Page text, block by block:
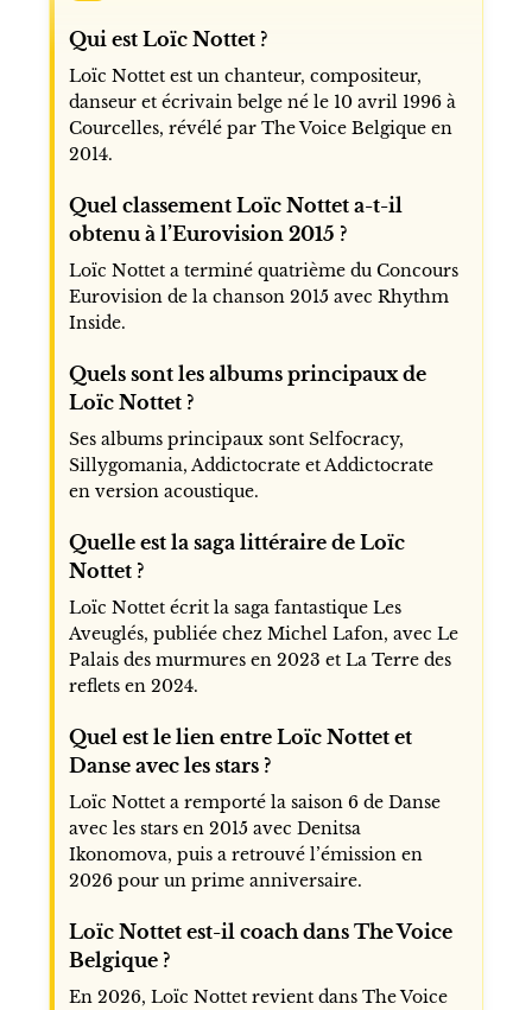
Qui est Loïc Nottet ?
Loïc Nottet est un chanteur, compositeur,
danseur et écrivain belge né le 10 avril 1996 à
Courcelles, révélé par The Voice Belgique en
2014.
Quel classement Loïc Nottet a-t-il
obtenu à l’Eurovision 2015 ?
Loïc Nottet a terminé quatrième du Concours
Eurovision de la chanson 2015 avec Rhythm
Inside.
Quels sont les albums principaux de
Loïc Nottet ?
Ses albums principaux sont Selfocracy,
Sillygomania, Addictocrate et Addictocrate
en version acoustique.
Quelle est la saga littéraire de Loïc
Nottet ?
Loïc Nottet écrit la saga fantastique Les
Aveuglés, publiée chez Michel Lafon, avec Le
Palais des murmures en 2023 et La Terre des
reflets en 2024.
Quel est le lien entre Loïc Nottet et
Danse avec les stars ?
Loïc Nottet a remporté la saison 6 de Danse
avec les stars en 2015 avec Denitsa
Ikonomova, puis a retrouvé l’émission en
2026 pour un prime anniversaire.
Loïc Nottet est-il coach dans The Voice
Belgique ?
En 2026, Loïc Nottet revient dans The Voice